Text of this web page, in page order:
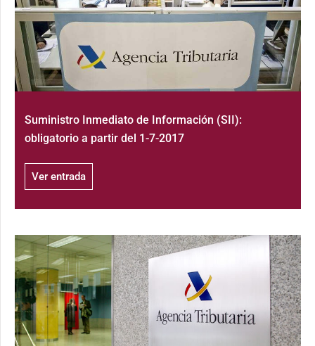
Suministro Inmediato de Información (SII):
obligatorio a partir del 1-7-2017
Ver entrada